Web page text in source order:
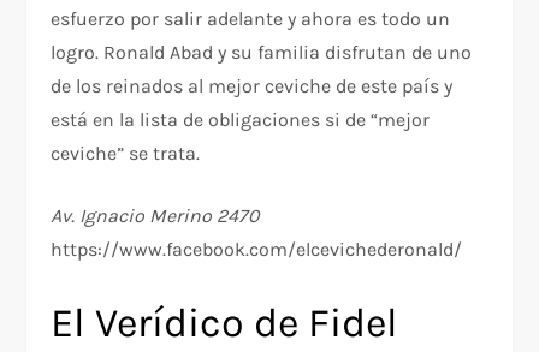
esfuerzo por salir adelante y ahora es todo un
logro. Ronald Abad y su familia disfrutan de uno
de los reinados al mejor ceviche de este país y
está en la lista de obligaciones si de “mejor
ceviche” se trata.
Av. Ignacio Merino 2470
https://www.facebook.com/elcevichederonald/
El Verídico de Fidel